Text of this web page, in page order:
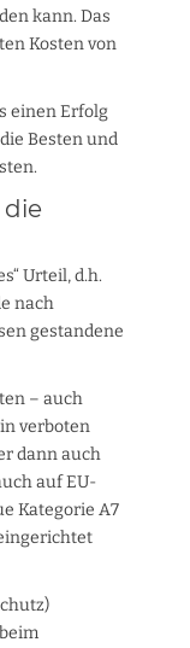
kann. Das
Kosten von
einen Erfolg
Besten und
Urteil, d.h.
nach
gestandene
– auch
verboten
dann auch
auf EU-
Kategorie A7